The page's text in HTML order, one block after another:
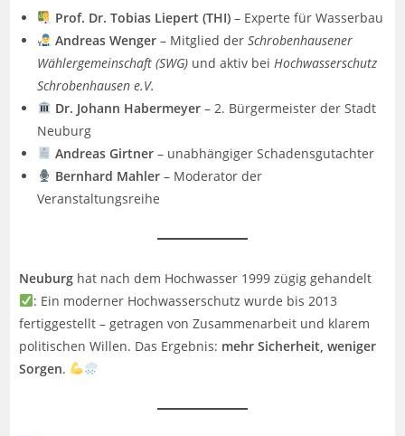
Prof. Dr. Tobias Liepert (THI) – Experte für Wasserbau
Andreas Wenger – Mitglied derSchrobenhausener
Wählergemeinschaft (SWG) und aktiv beiHochwasserschutz
Schrobenhausen e.V.
Dr. Johann Habermeyer – 2. Bürgermeister der Stadt
Neuburg
Andreas Girtner – unabhängiger Schadensgutachter
Bernhard Mahler – Moderator der
Veranstaltungsreihe
Neuburg hat nach dem Hochwasser 1999 zügig gehandelt
: Ein moderner Hochwasserschutz wurde bis 2013
fertiggestellt – getragen von Zusammenarbeit und klarem
politischen Willen. Das Ergebnis: mehr Sicherheit, weniger
Sorgen.